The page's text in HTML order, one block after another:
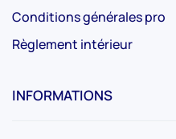
Conditions générales pro
Règlement intérieur
INFORMATIONS